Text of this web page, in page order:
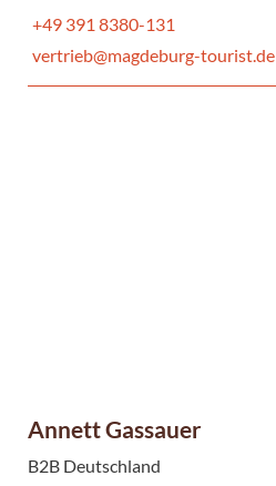
+49 391 8380-131
vertrieb@magdeburg-tourist.de
Annett Gassauer
B2B Deutschland